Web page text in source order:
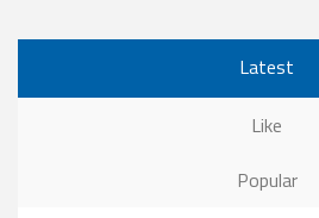
Latest
Like
Popular